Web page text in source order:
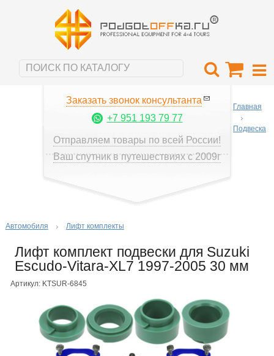
Заказать звонок консультанта
+7 951 193 79 77
Отправляем товары по всей России!
Ваш спутник в путешествиях с 2009г
Главная
Подвеска
Автомобиля Лифт комплекты
Лифт комплект подвески для Suzuki
Escudo-Vitara-XL7 1997-2005 30 мм
Артикул: KTSUR-6845